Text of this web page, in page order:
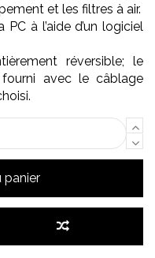
et les filtres à air.
à l’aide d’un logiciel
réversible; le
avec le câblage
panier